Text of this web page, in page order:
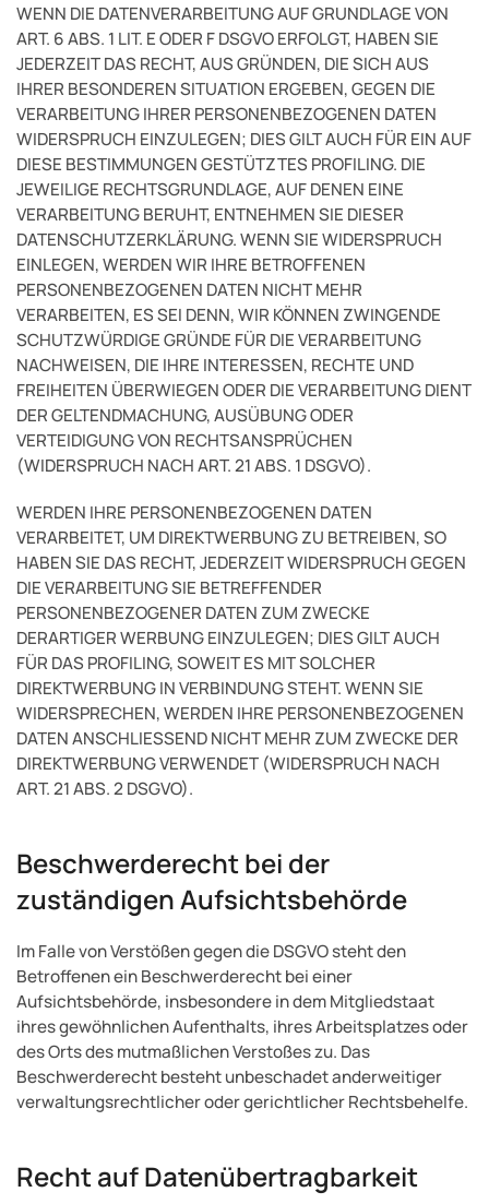
WENN DIE DATENVERARBEITUNG AUF GRUNDLAGE VON
ART. 6 ABS. 1 LIT. E ODER F DSGVO ERFOLGT, HABEN SIE
JEDERZEIT DAS RECHT, AUS GRÜNDEN, DIE SICH AUS
IHRER BESONDEREN SITUATION ERGEBEN, GEGEN DIE
VERARBEITUNG IHRER PERSONENBEZOGENEN DATEN
WIDERSPRUCH EINZULEGEN; DIES GILT AUCH FÜR EIN AUF
DIESE BESTIMMUNGEN GESTÜTZTES PROFILING. DIE
JEWEILIGE RECHTSGRUNDLAGE, AUF DENEN EINE
VERARBEITUNG BERUHT, ENTNEHMEN SIE DIESER
DATENSCHUTZERKLÄRUNG. WENN SIE WIDERSPRUCH
EINLEGEN, WERDEN WIR IHRE BETROFFENEN
PERSONENBEZOGENEN DATEN NICHT MEHR
VERARBEITEN, ES SEI DENN, WIR KÖNNEN ZWINGENDE
SCHUTZWÜRDIGE GRÜNDE FÜR DIE VERARBEITUNG
NACHWEISEN, DIE IHRE INTERESSEN, RECHTE UND
FREIHEITEN ÜBERWIEGEN ODER DIE VERARBEITUNG DIENT
DER GELTENDMACHUNG, AUSÜBUNG ODER
VERTEIDIGUNG VON RECHTSANSPRÜCHEN
(WIDERSPRUCH NACH ART. 21 ABS. 1 DSGVO).
WERDEN IHRE PERSONENBEZOGENEN DATEN
VERARBEITET, UM DIREKTWERBUNG ZU BETREIBEN, SO
HABEN SIE DAS RECHT, JEDERZEIT WIDERSPRUCH GEGEN
DIE VERARBEITUNG SIE BETREFFENDER
PERSONENBEZOGENER DATEN ZUM ZWECKE
DERARTIGER WERBUNG EINZULEGEN; DIES GILT AUCH
FÜR DAS PROFILING, SOWEIT ES MIT SOLCHER
DIREKTWERBUNG IN VERBINDUNG STEHT. WENN SIE
WIDERSPRECHEN, WERDEN IHRE PERSONENBEZOGENEN
DATEN ANSCHLIESSEND NICHT MEHR ZUM ZWECKE DER
DIREKTWERBUNG VERWENDET (WIDERSPRUCH NACH
ART. 21 ABS. 2 DSGVO).
Beschwerde­recht bei der
zuständigen Aufsichts­behörde
Im Falle von Verstößen gegen die DSGVO steht den
Betroffenen ein Beschwerderecht bei einer
Aufsichtsbehörde, insbesondere in dem Mitgliedstaat
ihres gewöhnlichen Aufenthalts, ihres Arbeitsplatzes oder
des Orts des mutmaßlichen Verstoßes zu. Das
Beschwerderecht besteht unbeschadet anderweitiger
verwaltungsrechtlicher oder gerichtlicher Rechtsbehelfe.
Recht auf Daten­übertrag­barkeit